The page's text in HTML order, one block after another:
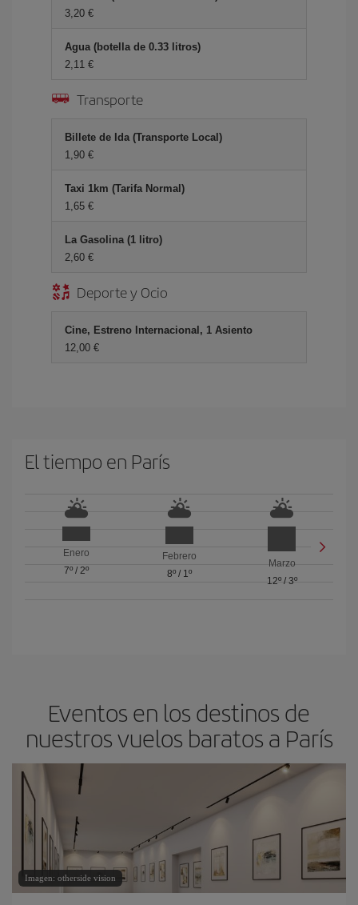
3,20 €
Agua (botella de 0.33 litros)
2,11 €
Transporte
Billete de Ida (Transporte Local)
1,90 €
Taxi 1km (Tarifa Normal)
1,65 €
La Gasolina (1 litro)
2,60 €
Deporte y Ocio
Cine, Estreno Internacional, 1 Asiento
12,00 €
El tiempo en París
Enero
7º/ 2º
Febrero
8º/ 1º
Marzo
12º/ 3º
Eventos en los destinos de
nuestros vuelos baratos a París
Imagen: otherside vision